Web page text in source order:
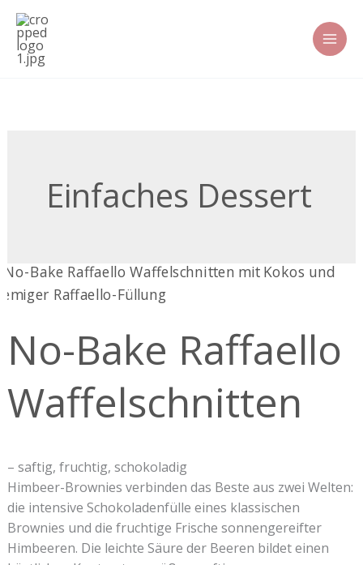
Zum
Inhalt
springen
Einfaches Dessert
No-Bake Raffaello
Waffelschnitten
– saftig, fruchtig, schokoladig
Himbeer-Brownies verbinden das Beste aus zwei Welten:
die intensive Schokoladenfülle eines klassischen
Brownies und die fruchtige Frische sonnengereifter
Himbeeren. Die leichte Säure der Beeren bildet einen
No-
Bake
Waffelschnitten